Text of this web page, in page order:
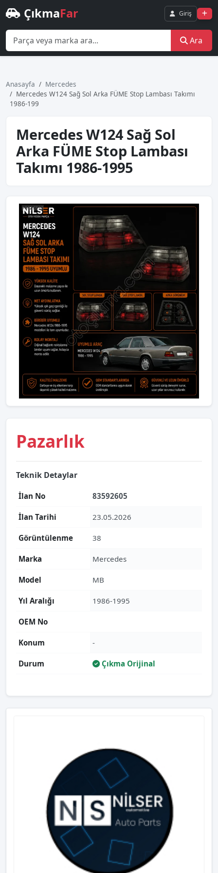
ÇıkmaFar Giriş
Ara
Anasayfa
Mercedes
Mercedes W124 Sağ Sol Arka FÜME Stop Lambası Takımı
1986-199
Mercedes W124 Sağ Sol
Arka FÜME Stop Lambası
Takımı 1986-1995
Pazarlık
Teknik Detaylar
İlan No 83592605
İlan Tarihi 23.05.2026
Görüntülenme 38
Marka Mercedes
Model MB
Yıl Aralığı 1986-1995
OEM No
Konum -
Durum Çıkma Orijinal